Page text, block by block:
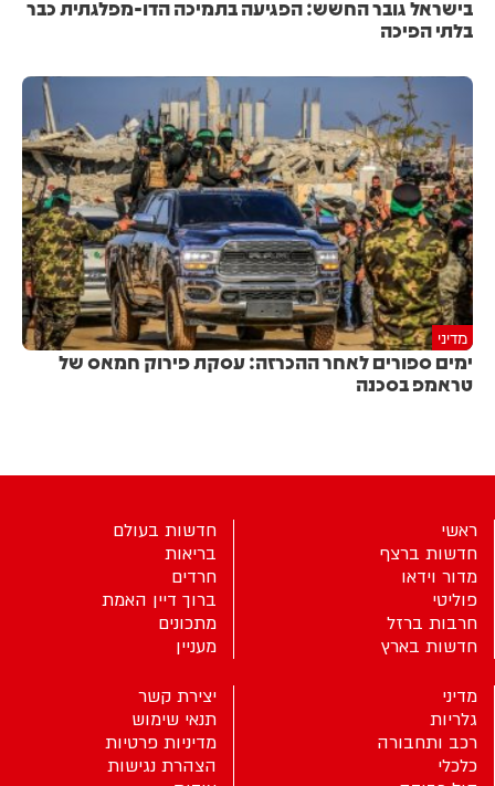
בישראל גובר החשש: הפגיעה בתמיכה הדו-מפלגתית כבר
בלתי הפיכה
מדיני
ימים ספורים לאחר ההכרזה: עסקת פירוק חמאס של
טראמפ בסכנה
ראשי
חדשות ברצף
מדור וידאו
פוליטי
חרבות ברזל
חדשות בארץ
חדשות בעולם
בריאות
חרדים
ברוך דיין האמת
מתכונים
מעניין
מדיני
גלריות
רכב ותחבורה
כלכלי
יצירת קשר
תנאי שימוש
מדיניות פרטיות
הצהרת נגישות